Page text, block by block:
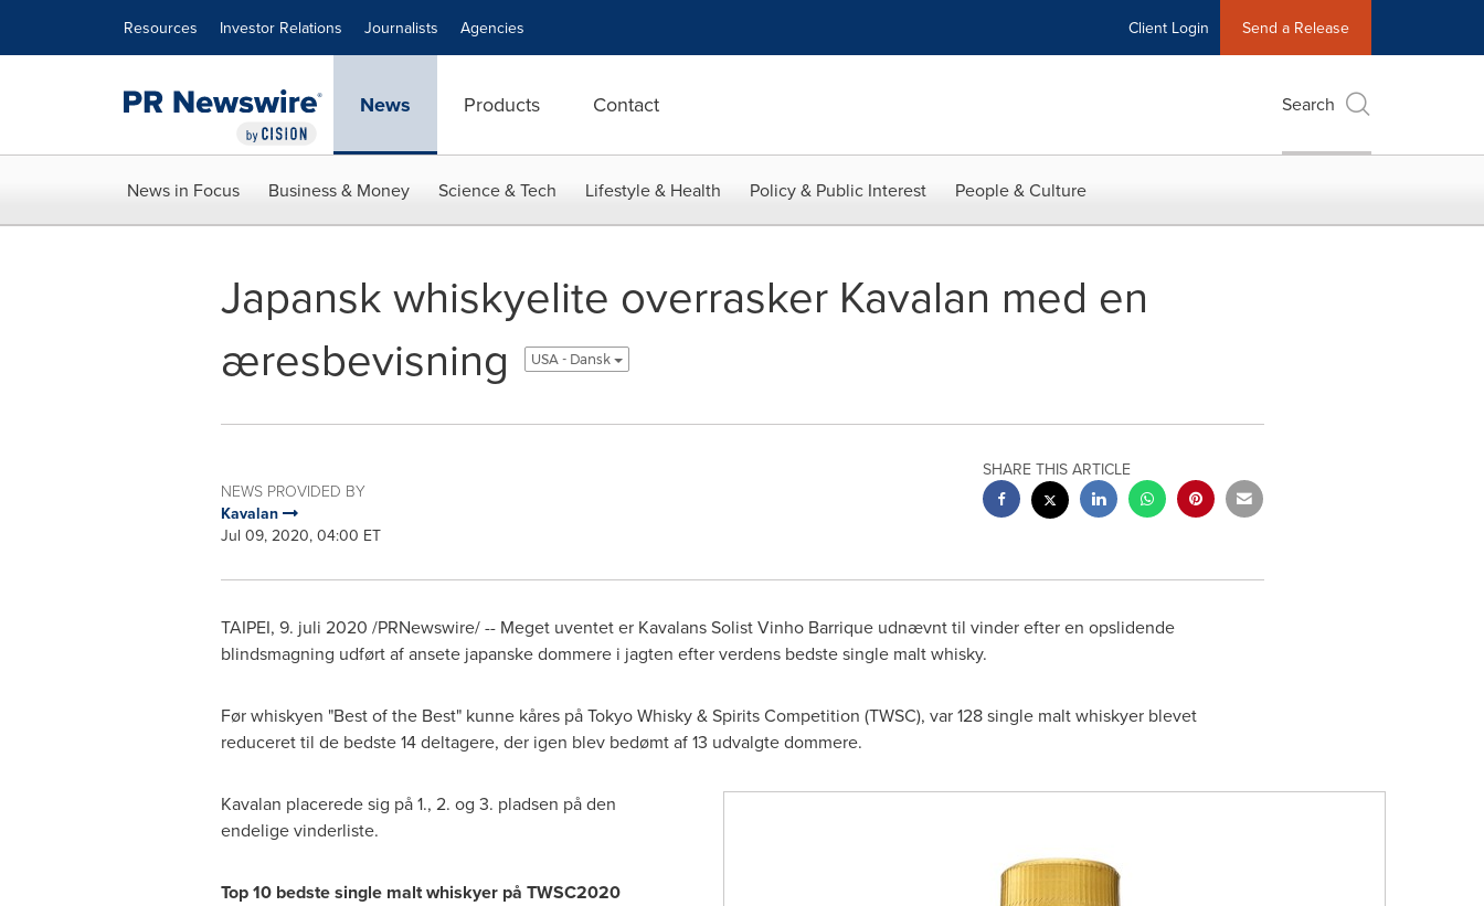
Resources Investor Relations Journalists Agencies Client Login Send a Release
News Products Contact Search
News in Focus Business & Money Science & Tech Lifestyle & Health Policy & Public Interest People & Culture
Japansk whiskyelite overrasker Kavalan med en
æresbevisning
USA - Dansk
NEWS PROVIDED BY
Kavalan
Jul 09, 2020, 04:00 ET
SHARE THIS ARTICLE
TAIPEI, 9. juli 2020 /PRNewswire/ -- Meget uventet er Kavalans Solist Vinho Barrique udnævnt til vinder efter en opslidende
blindsmagning udført af ansete japanske dommere i jagten efter verdens bedste single malt whisky.
Før whiskyen "Best of the Best" kunne kåres på Tokyo Whisky & Spirits Competition (TWSC), var 128 single malt whiskyer blevet
reduceret til de bedste 14 deltagere, der igen blev bedømt af 13 udvalgte dommere.
Kavalan placerede sig på 1., 2. og 3. pladsen på den
endelige vinderliste.
Top 10 bedste single malt whiskyer på TWSC2020